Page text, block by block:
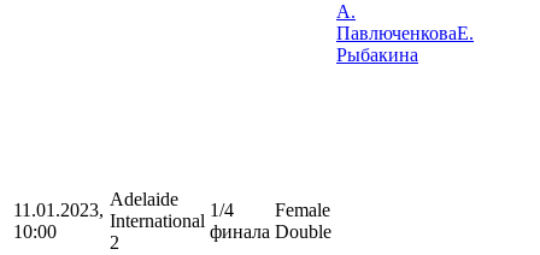
11.01.2023,
10:00
Adelaide
International
2
1/4
финала
Female
Double
А.
ПавлюченковаЕ.
Рыбакина